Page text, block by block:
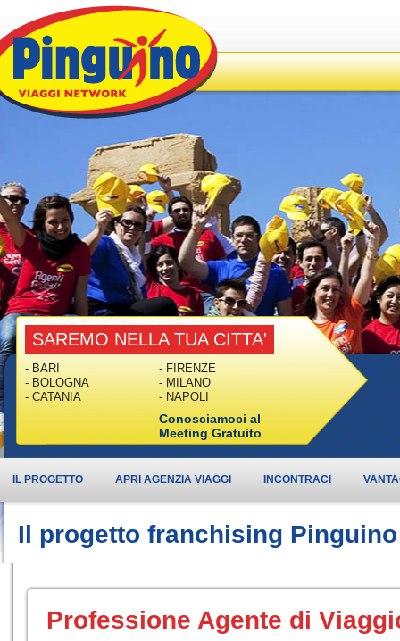
SAREMO NELLA TUA CITTA'
- BARI
- BOLOGNA
- CATANIA
- FIRENZE
- MILANO
- NAPOLI
Conosciamoci al
Meeting Gratuito
IL PROGETTO APRI AGENZIA VIAGGI INCONTRACI
Il progetto franchising Pinguino
Professione Agente di